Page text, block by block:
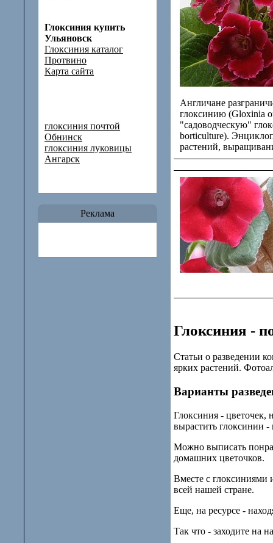
Глоксиния купить
Ульяновск
Глоксиния каталог
Протвино
Карта сайта
глоксиния почтой
Обнинск
глоксиния луковицы
Ангарск
Реклама
Англичане
глоксинию (Gloxinia
"садоводческую"
borticulture).
растений,
Глоксиния -
Статьи о разведении
ярких растений.
Варианты
Глоксиния -
вырастить глоксинии
Можно выписать
домашних цветочков.
Вместе с глоксиниями
всей нашей стране.
Еще, на ресурсе -
Так что - заходите на